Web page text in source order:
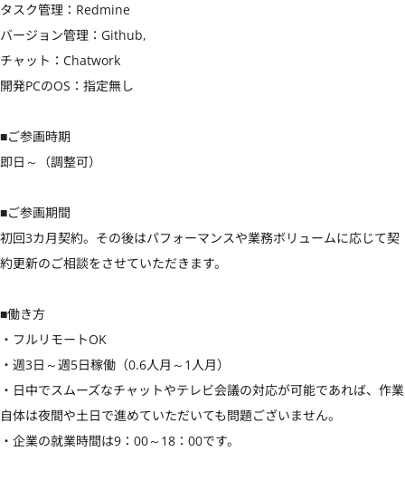
タスク管理：Redmine
バージョン管理：Github,
チャット：Chatwork
開発PCのOS：指定無し
■ご参画時期
即日～（調整可）
■ご参画期間
初回3カ月契約。その後はパフォーマンスや業務ボリュームに応じて契
約更新のご相談をさせていただきます。
■働き方
・フルリモートOK
・週3日～週5日稼働（0.6人月～1人月）
・日中でスムーズなチャットやテレビ会議の対応が可能であれば、作業
自体は夜間や土日で進めていただいても問題ございません。
・企業の就業時間は9：00～18：00です。